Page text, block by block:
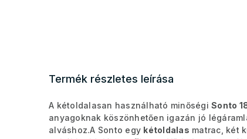
Termék részletes leírása
A kétoldalasan használható minőségi Sonto
anyagoknak köszönhetően igazán jó
alváshoz.A Sonto egy kétoldalas matrac, két